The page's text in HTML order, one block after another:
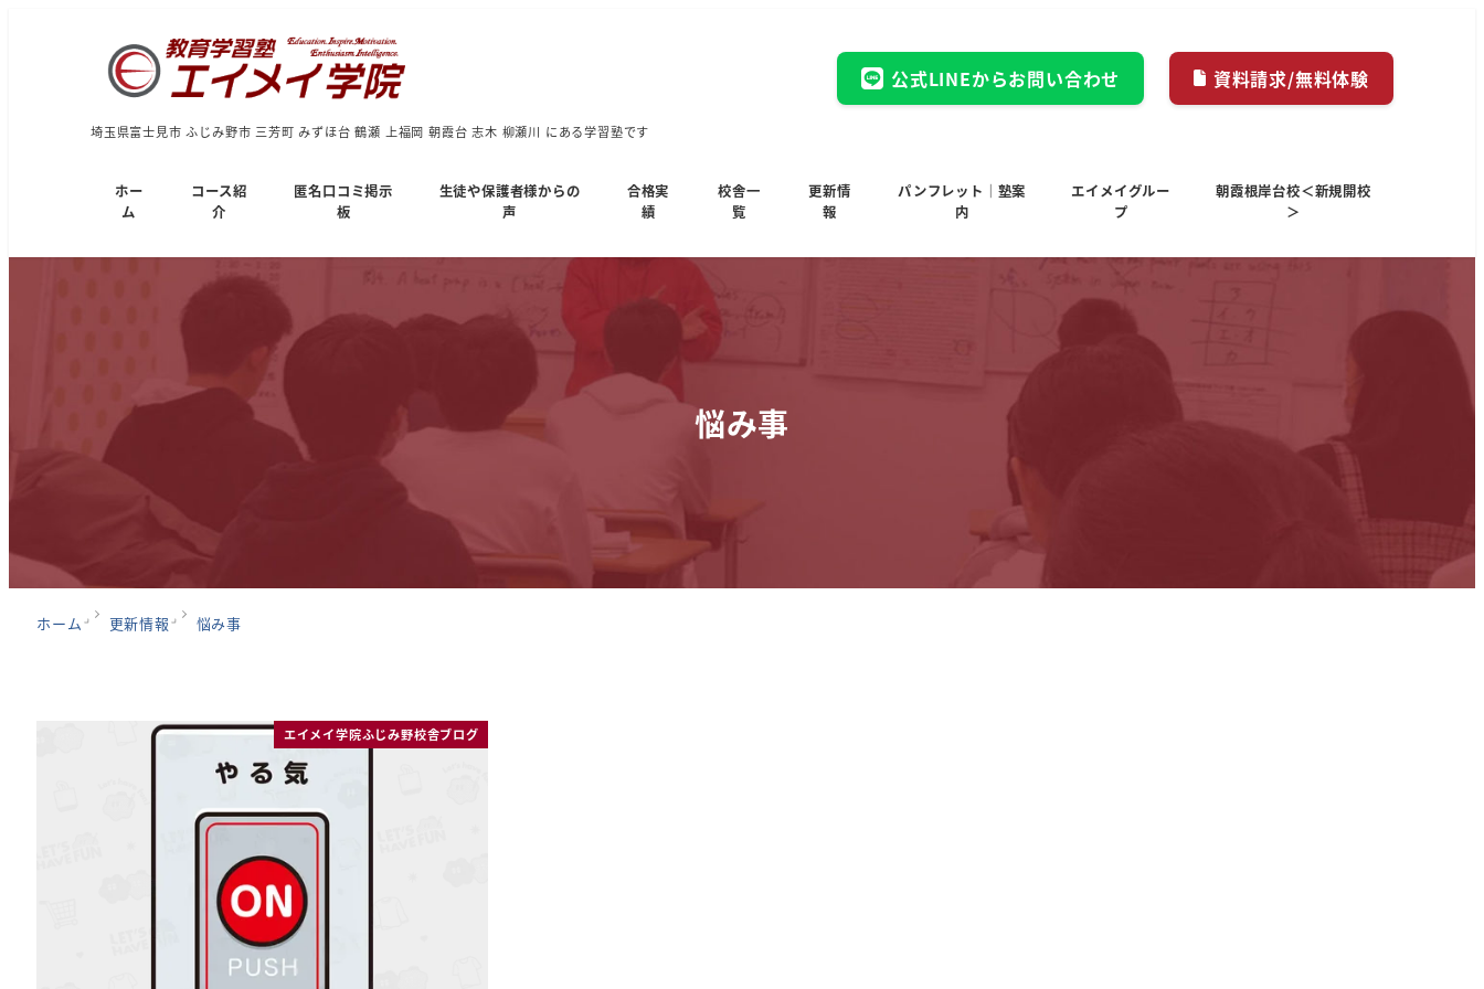
埼玉県富士見市 ふじみ野市 三芳町 みずほ台 鶴瀬 上福岡 朝霞台 志木 柳瀬川 にある学習塾です
公式LINEからお問い合わせ 資料請求/無料体験
ホー
ム
コース紹
介
匿名口コミ掲示
板
生徒や保護者様からの
声
合格実
績
校舎一
覧
更新情
報
パンフレット｜塾案
内
エイメイグルー
プ
朝霞根岸台校＜新規開校
＞
悩み事
ホーム 更新情報 悩み事
エイメイ学院ふじみ野校舎ブログ